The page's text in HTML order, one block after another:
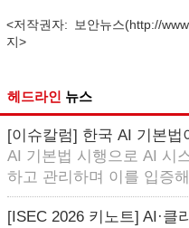
<저작권자: 보안뉴스(http://
지>
헤드라인 뉴스
[이슈칼럼] 한국 AI 기본
AI 기본법 시행으로 AI 시
하고 관리하며 이를 입증
[ISEC 2026 키노트] AI·클